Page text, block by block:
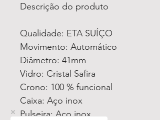
Descrição do produto
Qualidade: ETA SUÍÇO
Movimento: Automático
Diâmetro: 41mm
Vidro: Cristal Safira
Crono: 100 % funcional
Caixa: Aço inox
Pulseira: Aço inox